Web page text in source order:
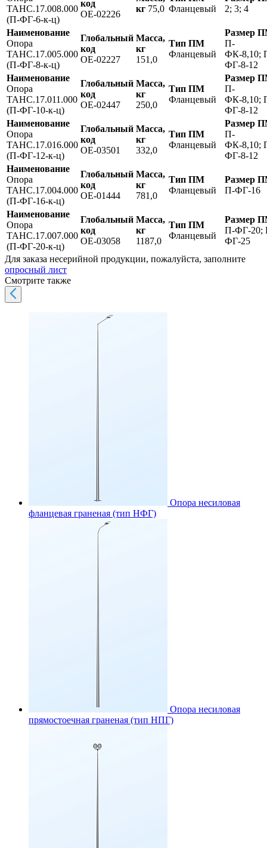
ТАНС.17.008.000
(П-ФГ-6-к-ц)
код
OE-02226
кг 75,0 Фланцевый
2; 3; 4
Наименование
Опора
ТАНС.17.005.000
(П-ФГ-8-к-ц)
Глобальный
код
OE-02227
Масса,
кг
151,0
Тип ПМ
Фланцевый
Размер
П-
ФК-8,10;
ФГ-8-12
Наименование
Опора
ТАНС.17.011.000
(П-ФГ-10-к-ц)
Глобальный
код
OE-02447
Масса,
кг
250,0
Тип ПМ
Фланцевый
Размер
П-
ФК-8,10;
ФГ-8-12
Наименование
Опора
ТАНС.17.016.000
(П-ФГ-12-к-ц)
Глобальный
код
OE-03501
Масса,
кг
332,0
Тип ПМ
Фланцевый
Размер
П-
ФК-8,10;
ФГ-8-12
Наименование
Опора
ТАНС.17.004.000
(П-ФГ-16-к-ц)
Глобальный
код
OE-01444
Масса,
кг
781,0
Тип ПМ
Фланцевый
Размер
П-ФГ-16
Наименование
Опора
ТАНС.17.007.000
(П-ФГ-20-к-ц)
Глобальный
код
OE-03058
Масса,
кг
1187,0
Тип ПМ
Фланцевый
Размер
П-ФГ-20;
ФГ-25
Для заказа несерийной продукции, пожалуйста, заполните
опросный лист
Смотрите также
Опора несиловая
фланцевая граненая (тип НФГ)
Опора несиловая
прямостоечная граненая (тип НПГ)